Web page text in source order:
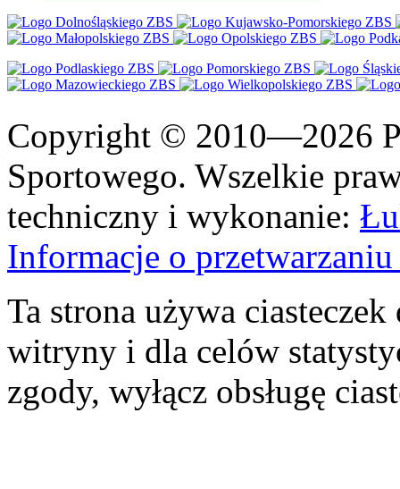
Copyright © 2010—2026
Sportowego. Wszelkie
techniczny i wykonanie:
Informacje o
Ta strona używa
witryny i dla celów
zgody, wyłącz obsługę